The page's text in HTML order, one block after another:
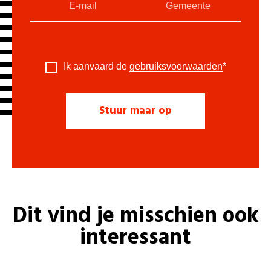
Ik aanvaard de gebruiksvoorwaarden*
Dit vind je misschien ook
interessant